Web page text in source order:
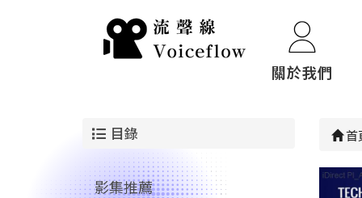
關於我們
目錄
影集推薦
首